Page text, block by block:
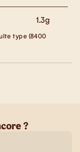
1.3g
type (8400
?